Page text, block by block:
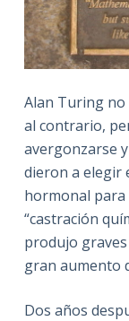
Alan Turing
al contrario,
avergonzarse
dieron a elegir
hormonal
“castración
produjo
gran aumento
Dos años